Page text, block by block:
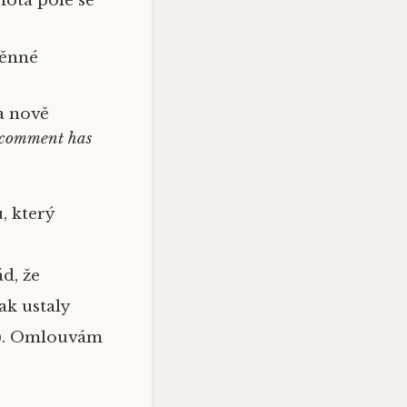
nově
has
který
že
ustaly
Omlouvám